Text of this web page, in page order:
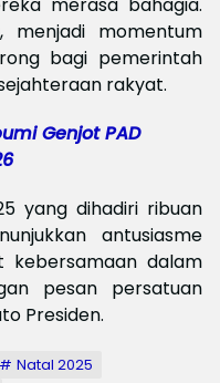
menjadi momentum
bagi pemerintah
rakyat.
Genjot PAD
yang dihadiri ribuan
antusiasme
kebersamaan dalam
pesan persatuan
Presiden.
Natal 2025